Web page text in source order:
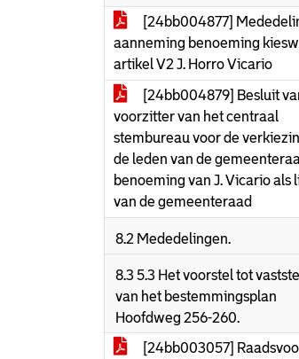
[24bb004877]
aanneming benoeming
artikel V2 J. Horro Vicario
[24bb004879] Besluit
voorzitter van het centraal
stembureau voor de
de leden van de
benoeming van J. Vicario als
van de gemeenteraad
8.2 Mededelingen.
8.3 5.3 Het voorstel tot
van het bestemmingsplan
Hoofdweg 256-260.
[24bb003057]